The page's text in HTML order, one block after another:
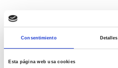
Consentimiento Detalles
Esta página web usa cookies